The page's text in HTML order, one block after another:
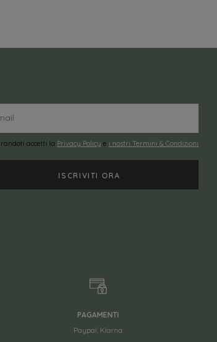
accetti la Privacy Policy e i nostri Termini & Condizioni
PAGAMENTI
Paypal, Klarna